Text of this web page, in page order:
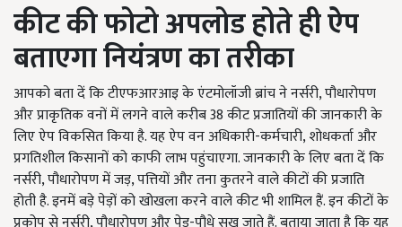
कीट की फोटो अपलोड होते ही ऐप
बताएगा नियंत्रण का तरीका
आपको बता दें कि टीएफआरआइ के एंटमोलॉजी ब्रांच ने नर्सरी, पौधारोपण
और प्राकृतिक वनों में लगने वाले करीब 38 कीट प्रजातियों की जानकारी के
लिए ऐप विकसित किया है. यह ऐप वन अधिकारी-कर्मचारी, शोधकर्ता और
प्रगतिशील किसानों को काफी लाभ पहुंचाएगा. जानकारी के लिए बता दें कि
नर्सरी, पौधारोपण में जड़, पत्तियों और तना कुतरने वाले कीटों की प्रजाति
होती है. इनमें बड़े पेड़ों को खोखला करने वाले कीट भी शामिल हैं. इन कीटों के